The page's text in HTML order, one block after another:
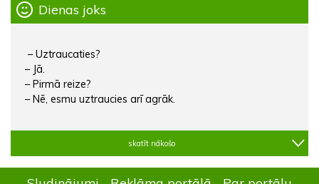
Dienas joks
– Uztraucaties?
– Jā.
– Pirmā reize?
– Nē, esmu uztraucies arī agrāk.
skatīt nākošo